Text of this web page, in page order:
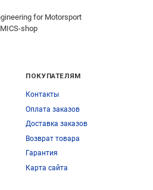
for Motorsport
shop
ПОКУПАТЕЛЯМ
Контакты
Оплата заказов
Доставка заказов
Возврат товара
Гарантия
Карта сайта